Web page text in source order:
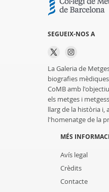
SEGUEIX-NOS A
La Galeria de
biografies
CoMB amb
els metges i
llarg de la història i,
l'homenatge de la
MÉS
Avís legal
Crèdits
Contacte